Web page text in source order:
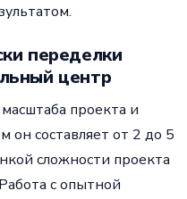
переделки
центр
проекта и
он составляет от 2 до 5
сложности проекта
с опытной